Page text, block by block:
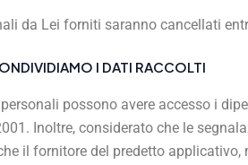
da Lei forniti saranno cancellati
I DATI RACCOLTI
possono avere accesso i
Inoltre, considerato che le
il fornitore del predetto applicativo,